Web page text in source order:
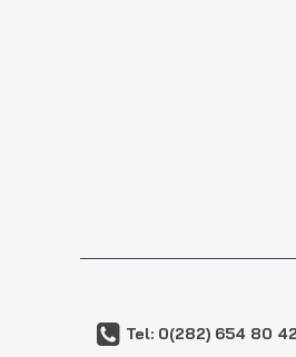
Tel: 0(282) 654 80 42